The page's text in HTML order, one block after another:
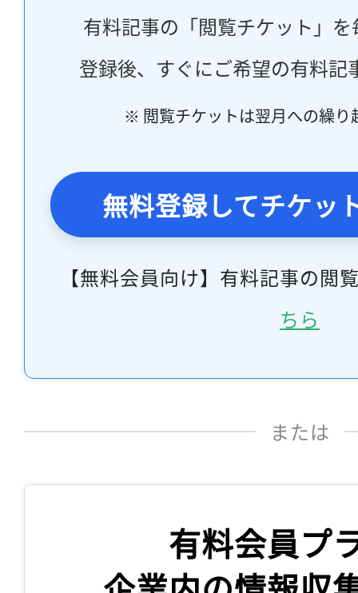
有料記事の「閲覧チケット」
登録後、すぐにご希望の有料記
※ 閲覧チケットは翌月への繰り
無料登録してチケッ
【無料会員向け】有料記事の閲
ちら
または
有料会員プ